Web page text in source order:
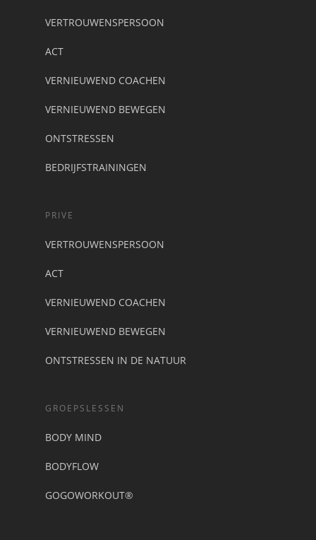
VERTROUWENSPERSOON
ACT
VERNIEUWEND COACHEN
VERNIEUWEND BEWEGEN
ONTSTRESSEN
BEDRIJFSTRAININGEN
PRIVE
VERTROUWENSPERSOON
ACT
VERNIEUWEND COACHEN
VERNIEUWEND BEWEGEN
ONTSTRESSEN IN DE NATUUR
GROEPSLESSEN
BODY MIND
BODYFLOW
GOGOWORKOUT®